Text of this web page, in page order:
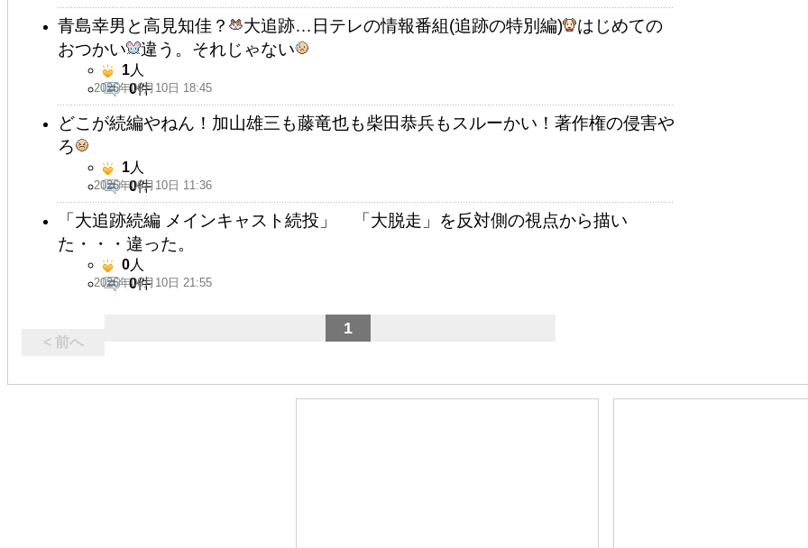
青島幸男と高見知佳？ 大追跡…日テレの情報番組(追跡の特別編)
はじめての
おつかい
違う。それじゃない
2026年06月10日 18:45
1人
0件
どこが続編やねん！加山雄三も藤竜也も柴田恭兵もスルーかい！著作権の侵害や
ろ
2026年06月10日 11:36
1人
0件
「大追跡続編 メインキャスト続投」 「大脱走」を反対側の視点から描い
た・・・違った。
2026年06月10日 21:55
0人
0件
< 前へ
1